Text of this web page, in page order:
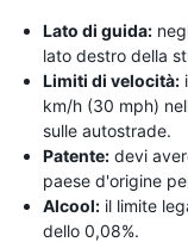
Lato di guida:
lato destro della
Limiti di velocità:
km/h (30 mph)
sulle autostrade.
Patente: devi
paese d'origine
Alcool: il limite
dello 0,08%.